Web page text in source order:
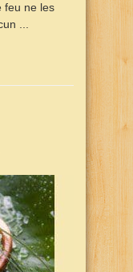
feu ne les
...